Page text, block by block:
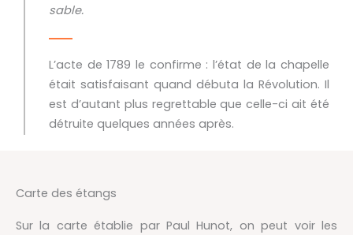
sable.
L’acte de 1789 le confirme : l’état de la chapelle
était satisfaisant quand débuta la Révolution. Il
est d’autant plus regrettable que celle-ci ait été
détruite quelques années après.
Carte des étangs
Sur la carte établie par Paul Hunot, on peut voir les